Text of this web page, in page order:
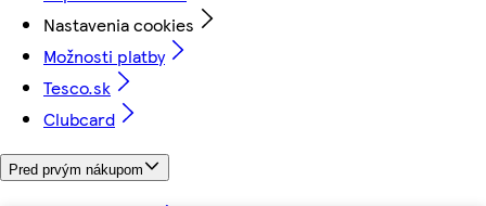
Nastavenia cookies
Možnosti platby
Tesco.sk
Clubcard
Pred prvým nákupom